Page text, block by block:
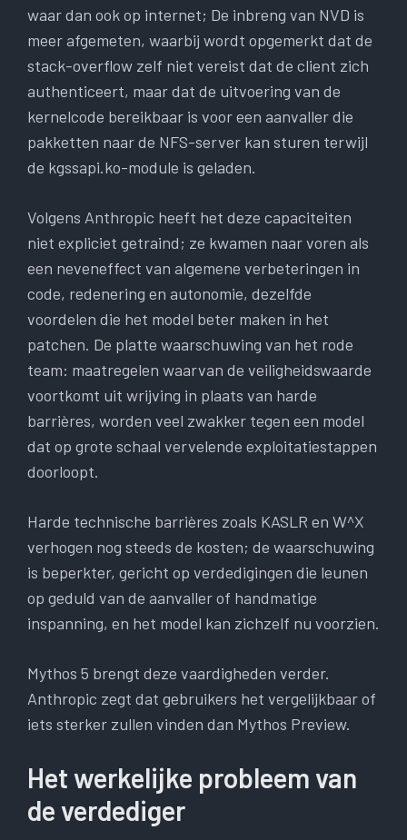
waar dan ook op internet; De inbreng van NVD is
meer afgemeten, waarbij wordt opgemerkt dat de
stack-overflow zelf niet vereist dat de client zich
authenticeert, maar dat de uitvoering van de
kernelcode bereikbaar is voor een aanvaller die
pakketten naar de NFS-server kan sturen terwijl
de kgssapi.ko-module is geladen.
Volgens Anthropic heeft het deze capaciteiten
niet expliciet getraind; ze kwamen naar voren als
een neveneffect van algemene verbeteringen in
code, redenering en autonomie, dezelfde
voordelen die het model beter maken in het
patchen. De platte waarschuwing van het rode
team: maatregelen waarvan de veiligheidswaarde
voortkomt uit wrijving in plaats van harde
barrières, worden veel zwakker tegen een model
dat op grote schaal vervelende exploitatiestappen
doorloopt.
Harde technische barrières zoals KASLR en W^X
verhogen nog steeds de kosten; de waarschuwing
is beperkter, gericht op verdedigingen die leunen
op geduld van de aanvaller of handmatige
inspanning, en het model kan zichzelf nu voorzien.
Mythos 5 brengt deze vaardigheden verder.
Anthropic zegt dat gebruikers het vergelijkbaar of
iets sterker zullen vinden dan Mythos Preview.
Het werkelijke probleem van
de verdediger